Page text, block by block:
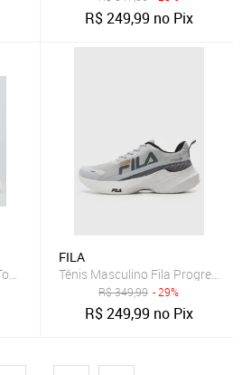
R$249,99 no Pix
Preto
FILA
Tênis Masculino Fila Progress
R$349,99 - 29%
R$249,99 no Pix